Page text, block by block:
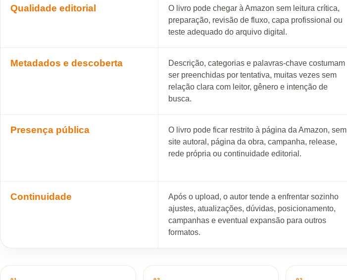
Qualidade editorial
O livro pode chegar à Amazon sem leitura crítica,
preparação, revisão de fluxo, capa profissional ou
teste adequado do arquivo digital.
Metadados e descoberta
Descrição, categorias e palavras-chave costumam
ser preenchidas por tentativa, muitas vezes sem
relação clara com leitor, gênero e intenção de
busca.
Presença pública
O livro pode ficar restrito à página da Amazon, sem
site autoral, página da obra, campanha, release,
rede própria ou continuidade editorial.
Continuidade
Após o upload, o autor tende a enfrentar sozinho
ajustes, atualizações, dúvidas, posicionamento,
campanhas e eventual expansão para outros
formatos.